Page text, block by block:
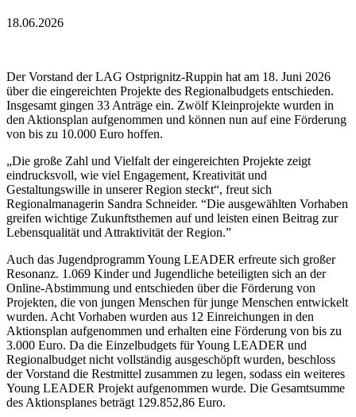
18.06.2026
Der Vorstand der LAG Ostprignitz-Ruppin hat am 18. Juni 2026
über die eingereichten Projekte des Regionalbudgets entschieden.
Insgesamt gingen 33 Anträge ein. Zwölf Kleinprojekte wurden in
den Aktionsplan aufgenommen und können nun auf eine Förderung
von bis zu 10.000 Euro hoffen.
„Die große Zahl und Vielfalt der eingereichten Projekte zeigt
eindrucksvoll, wie viel Engagement, Kreativität und
Gestaltungswille in unserer Region steckt“, freut sich
Regionalmanagerin Sandra Schneider. “Die ausgewählten Vorhaben
greifen wichtige Zukunftsthemen auf und leisten einen Beitrag zur
Lebensqualität und Attraktivität der Region.”
Auch das Jugendprogramm Young LEADER erfreute sich großer
Resonanz. 1.069 Kinder und Jugendliche beteiligten sich an der
Online-Abstimmung und entschieden über die Förderung von
Projekten, die von jungen Menschen für junge Menschen entwickelt
wurden. Acht Vorhaben wurden aus 12 Einreichungen in den
Aktionsplan aufgenommen und erhalten eine Förderung von bis zu
3.000 Euro. Da die Einzelbudgets für Young LEADER und
Regionalbudget nicht vollständig ausgeschöpft wurden, beschloss
der Vorstand die Restmittel zusammen zu legen, sodass ein weiteres
Young LEADER Projekt aufgenommen wurde. Die Gesamtsumme
des Aktionsplanes beträgt 129.852,86 Euro.